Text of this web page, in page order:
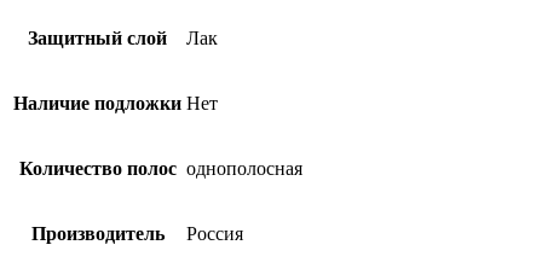
Защитный слой Лак
Наличие подложки Нет
Количество полос однополосная
Производитель Россия